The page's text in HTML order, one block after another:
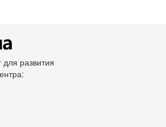
для развития